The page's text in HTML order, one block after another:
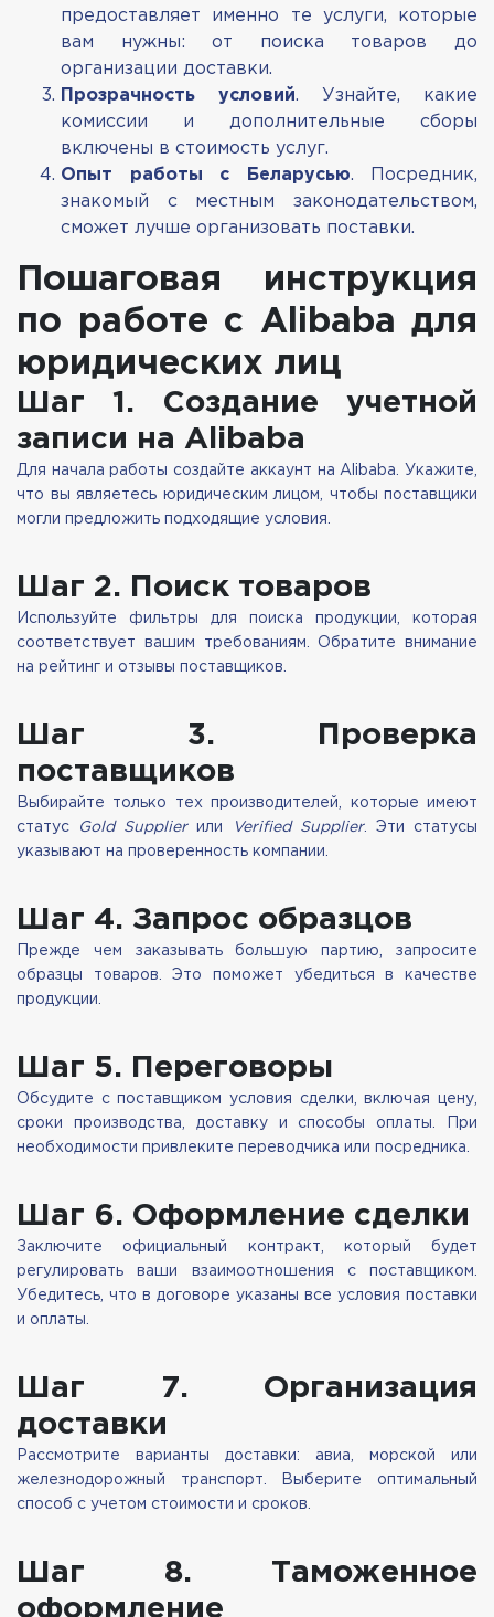
предоставляет именно те услуги, которые
вам нужны: от поиска товаров до
организации доставки.
Прозрачность условий. Узнайте, какие
комиссии и дополнительные сборы
включены в стоимость услуг.
Опыт работы с Беларусью. Посредник,
знакомый с местным законодательством,
сможет лучше организовать поставки.
Пошаговая инструкция
по работе с Alibaba для
юридических лиц
Шаг 1. Создание учетной
записи на Alibaba
Для начала работы создайте аккаунт на Alibaba. Укажите,
что вы являетесь юридическим лицом, чтобы поставщики
могли предложить подходящие условия.
Шаг 2. Поиск товаров
Используйте фильтры для поиска продукции, которая
соответствует вашим требованиям. Обратите внимание
на рейтинг и отзывы поставщиков.
Шаг 3. Проверка
поставщиков
Выбирайте только тех производителей, которые имеют
статус
Gold Supplierили Verified Supplier. Эти статусы
указывают на проверенность компании.
Шаг 4. Запрос образцов
Прежде чем заказывать большую партию, запросите
образцы товаров. Это поможет убедиться в качестве
продукции.
Шаг 5. Переговоры
Обсудите с поставщиком условия сделки, включая цену,
сроки производства, доставку и способы оплаты. При
необходимости привлеките переводчика или посредника.
Шаг 6. Оформление сделки
Заключите официальный контракт, который будет
регулировать ваши взаимоотношения с поставщиком.
Убедитесь, что в договоре указаны все условия поставки
и оплаты.
Шаг 7. Организация
доставки
Рассмотрите варианты доставки: авиа, морской или
железнодорожный транспорт. Выберите оптимальный
способ с учетом стоимости и сроков.
Шаг 8. Таможенное
оформление